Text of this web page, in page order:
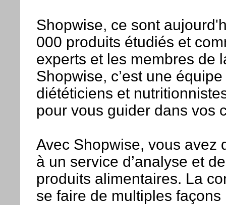
Shopwise, ce sont
000 produits étudiés et
experts et les membres de
Shopwise, c’est une équipe
diététiciens et
pour vous guider dans vos
Avec Shopwise, vous avez
à un service d’analyse et
produits alimentaires. La
se faire de multiples façons